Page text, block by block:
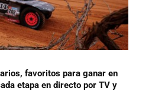
favoritos para ganar en
etapa en directo por TV y